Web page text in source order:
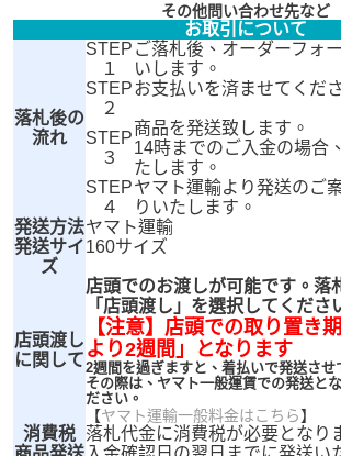
その他問い合わせ先など
お取引について
落札後の
流れ
STEP
１
ご落札後、オーダーフォ
いします。
STEP
２
お支払いを済ませてくだ
STEP
３
商品を発送致します。
14時までのご入金の場合
たします。
STEP
４
ヤマト運輸より発送のご
りいたします。
発送方法ヤマト運輸
発送サイ
ズ
160サイズ
店頭渡し
に関して
店頭でのお渡しが可能です。落
「店頭渡し」を選択してくださ
【注意】店頭での取り置き
より2週間」となります
2週間を過ぎますと、着払いで発送させ
その際は、ヤマト一般運賃での発送と
ださい。
【ヤマト運輸一般料金はこちら】
消費税
落札代金に消費税が必要となり